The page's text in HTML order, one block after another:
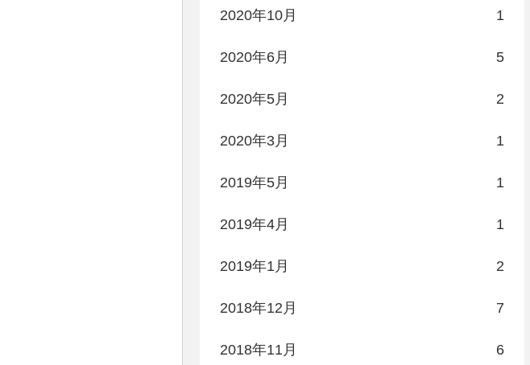
2020年10月 1
2020年6月 5
2020年5月 2
2020年3月 1
2019年5月 1
2019年4月 1
2019年1月 2
2018年12月 7
2018年11月 6